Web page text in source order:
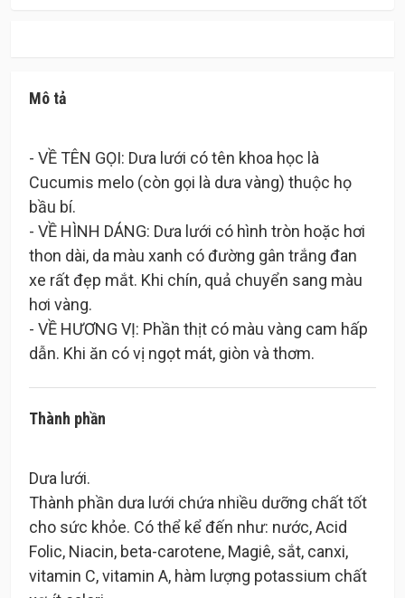
Mô tả
- VỀ TÊN GỌI: Dưa lưới có tên khoa học là
Cucumis melo (còn gọi là dưa vàng) thuộc họ
bầu bí.
- VỀ HÌNH DÁNG: Dưa lưới có hình tròn hoặc hơi
thon dài, da màu xanh có đường gân trắng đan
xe rất đẹp mắt. Khi chín, quả chuyển sang màu
hơi vàng.
- VỀ HƯƠNG VỊ: Phần thịt có màu vàng cam hấp
Thành phần
Dưa lưới.
Thành phần dưa lưới chứa nhiều dưỡng chất tốt
cho sức khỏe. Có thể kể đến như: nước, Acid
Folic, Niacin, beta-carotene, Magiê, sắt, canxi,
vitamin C, vitamin A, hàm lượng potassium chất